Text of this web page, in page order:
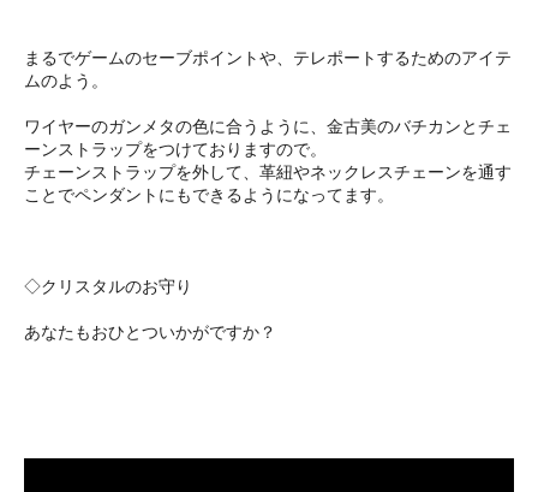
まるでゲームのセーブポイントや、テレポートするためのアイテ
ムのよう。
ワイヤーのガンメタの色に合うように、金古美のバチカンとチェ
ーンストラップをつけておりますので。
チェーンストラップを外して、革紐やネックレスチェーンを通す
ことでペンダントにもできるようになってます。
◇クリスタルのお守り
あなたもおひとついかがですか？